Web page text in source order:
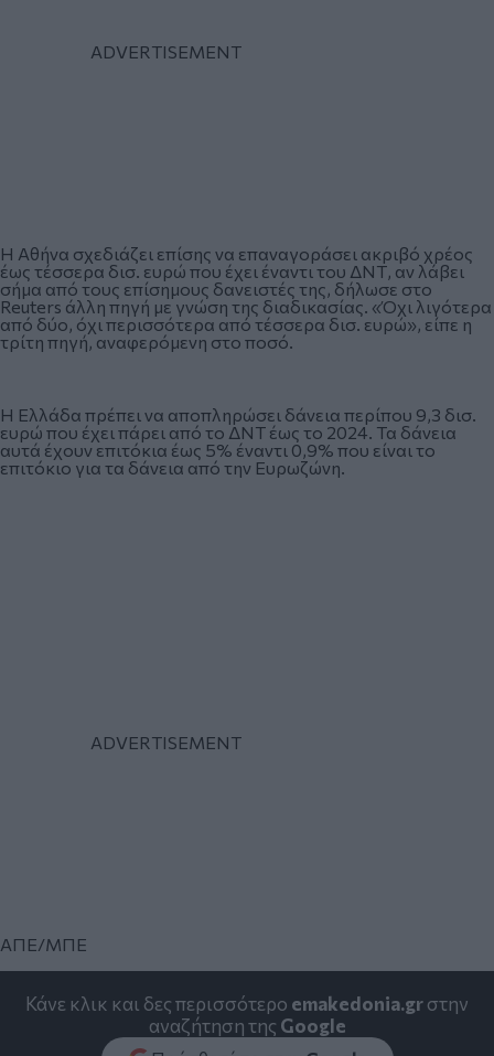
Η Αθήνα σχεδιάζει επίσης να επαναγοράσει ακριβό χρέος
έως τέσσερα δισ. ευρώ που έχει έναντι του ΔΝΤ, αν λάβει
σήμα από τους επίσημους δανειστές της, δήλωσε στο
Reuters άλλη πηγή με γνώση της διαδικασίας. «Όχι λιγότερα
από δύο, όχι περισσότερα από τέσσερα δισ. ευρώ», είπε η
τρίτη πηγή, αναφερόμενη στο ποσό.
Η Ελλάδα πρέπει να αποπληρώσει δάνεια περίπου 9,3 δισ.
ευρώ που έχει πάρει από το ΔΝΤ έως το 2024. Τα δάνεια
αυτά έχουν επιτόκια έως 5% έναντι 0,9% που είναι το
επιτόκιο για τα δάνεια από την Ευρωζώνη.
ΑΠΕ/ΜΠΕ
Κάνε κλικ και δες περισσότερο emakedonia.grστην
αναζήτηση της Google